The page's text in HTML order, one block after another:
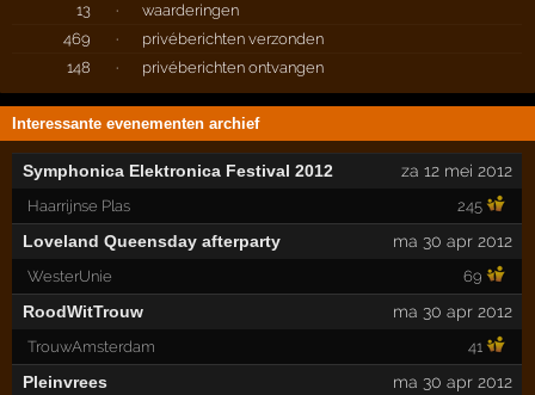
13
·
waarderingen
469
·
privéberichten verzonden
148
· privéberichten ontvangen
Interessante evenementen archief
Symphonica Elektronica Festival 2012 za 12 mei 2012
Haarrijnse Plas 245
Loveland Queensday afterparty ma 30 apr 2012
WesterUnie 69
RoodWitTrouw ma 30 apr 2012
TrouwAmsterdam 41
Pleinvrees ma 30 apr 2012